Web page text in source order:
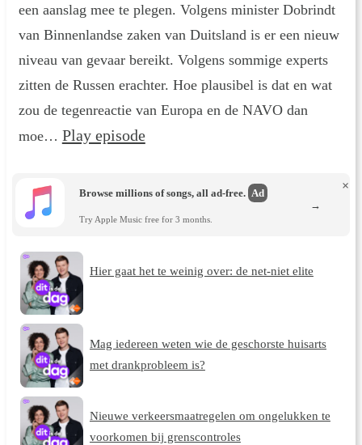
een aanslag mee te plegen. Volgens minister Dobrindt
van Binnenlandse zaken van Duitsland is er een nieuw
niveau van gevaar bereikt. Volgens sommige experts
zitten de Russen erachter. Hoe plausibel is dat en wat
zou de tegenreactie van Europa en de NAVO dan
moe… Play episode
Browse millions of songs, all ad-free. Ad
Try Apple Music free for 3 months.
×
→
Hier gaat het te weinig over: de net-niet elite
Mag iedereen weten wie de geschorste huisarts
met drankprobleem is?
Nieuwe verkeersmaatregelen om ongelukken te
voorkomen bij grenscontroles